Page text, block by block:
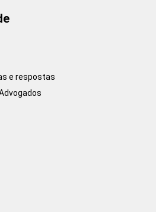
e respostas